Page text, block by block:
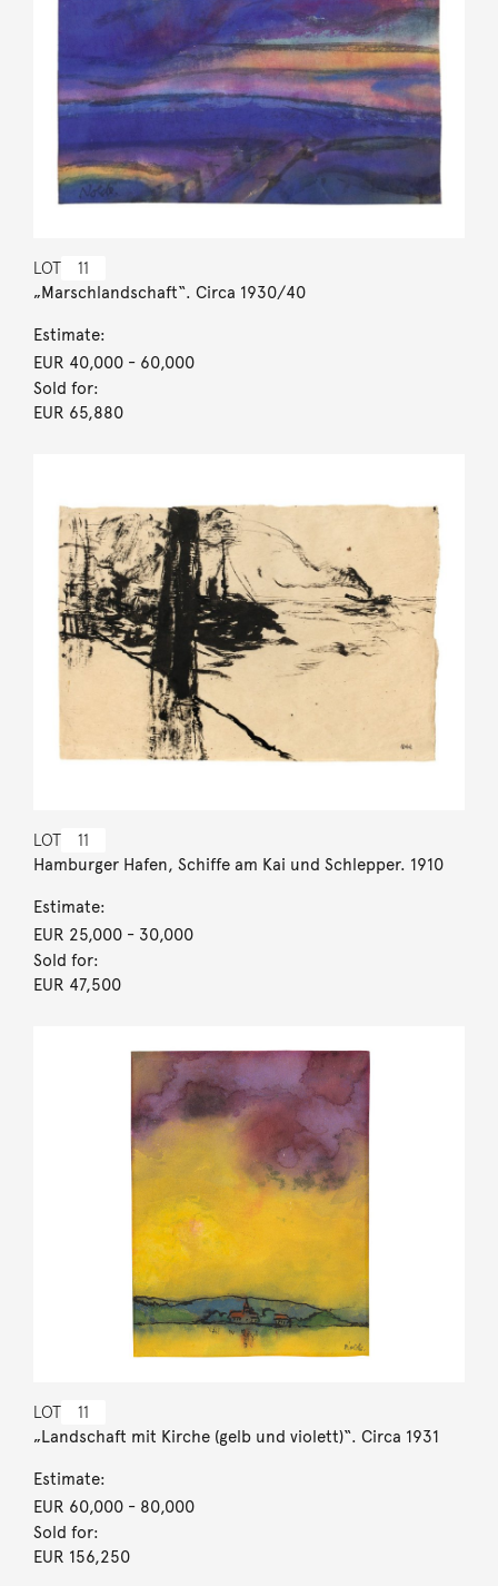
LOT 11
„Marschlandschaft“. Circa 1930/40
Estimate:
EUR 40,000- 60,000
Sold for:
EUR 65,880
LOT 11
Hamburger Hafen, Schiffe am Kai und Schlepper. 1910
Estimate:
EUR 25,000- 30,000
Sold for:
EUR 47,500
LOT 11
„Landschaft mit Kirche (gelb und violett)“. Circa 1931
Estimate:
EUR 60,000- 80,000
Sold for:
EUR 156,250